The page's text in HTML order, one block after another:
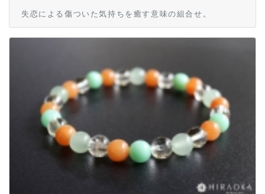
失恋による傷ついた気持ちを癒す意味の組合せ。